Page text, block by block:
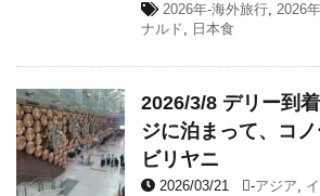
2026年-海外旅行, 2026
ナルド, 日本食
2026/3/8 デリー到
ジに泊まって、コ
ビリヤニ
2026/03/21 -アジア,